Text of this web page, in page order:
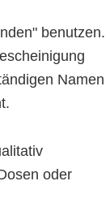
benutzen.
Namen
oder